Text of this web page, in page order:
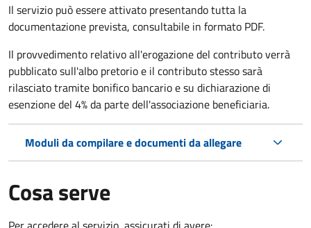
Il servizio può essere attivato presentando tutta la
documentazione prevista, consultabile in formato PDF.
Il provvedimento relativo all'erogazione del contributo verrà
pubblicato sull'albo pretorio e il contributo stesso sarà
rilasciato tramite bonifico bancario e su dichiarazione di
esenzione del 4% da parte dell'associazione beneficiaria.
Moduli da compilare e documenti da allegare
Cosa serve